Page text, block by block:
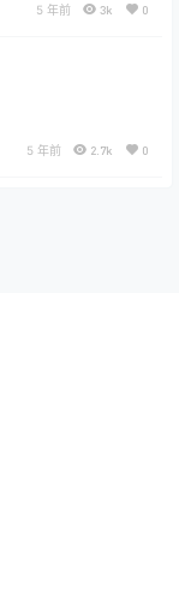
5 年前 3k 0
5 年前 2.7k 0